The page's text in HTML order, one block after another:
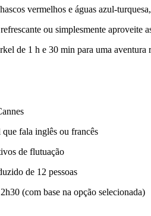
vermelhos e águas azul-
ou simplesmente aproveite
de 1 h e 30 min para uma
fala inglês ou francês
de flutuação
de 12 pessoas
(com base na opção selecionada)